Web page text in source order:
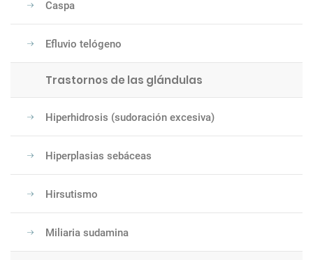
Caspa
Efluvio telógeno
Trastornos de las glándulas
Hiperhidrosis (sudoración excesiva)
Hiperplasias sebáceas
Hirsutismo
Miliaria sudamina